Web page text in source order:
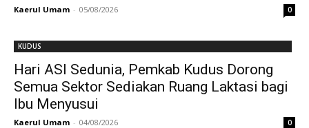
Kaerul Umam - 05/08/2026 0
KUDUS
Hari ASI Sedunia, Pemkab Kudus Dorong
Semua Sektor Sediakan Ruang Laktasi bagi
Ibu Menyusui
Kaerul Umam - 04/08/2026 0